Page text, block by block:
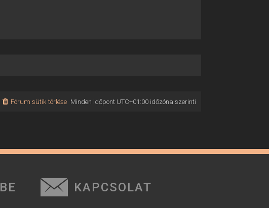
Minden időpont UTC+01:00időzóna szerinti
Fórum sütik törlése
KAPCSOLAT